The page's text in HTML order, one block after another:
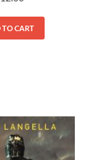
TO CART